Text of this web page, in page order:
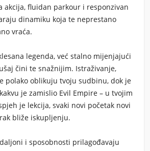
akcija, fluidan parkour i responzivan
dinamiku koja te neprestano
vraća.
legenda, već stalno mijenjajući
čini te snažnijim. Istraživanje,
polako oblikuju tvoju sudbinu, dok je
je zamislio Evil Empire – u tvojim
je lekcija, svaki novi početak novi
bliže iskupljenju.
i sposobnosti prilagođavaju